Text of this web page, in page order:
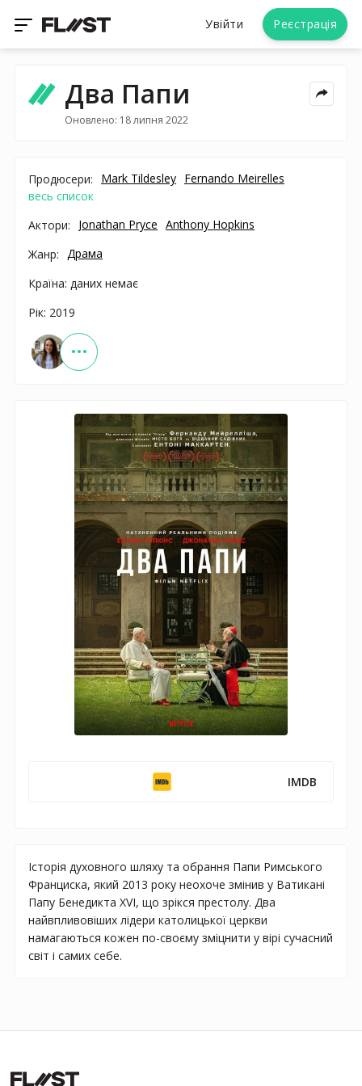
Увійти Реєстрація
Два Папи
Оновлено: 18 липня 2022
Продюсери: Mark Tildesley Fernando Meirelles
весь список
Актори:
Jonathan Pryce Anthony Hopkins
Жанр:
Драма
Країна: даних немає
Рік: 2019
IMDB
Історія духовного шляху та обрання Папи Римського
Франциска, який 2013 року неохоче змінив у Ватикані
Папу Бенедикта XVI, що зрікся престолу. Два
найвпливовіших лідери католицької церкви
намагаються кожен по-своєму зміцнити у вірі сучасний
світ і самих себе.